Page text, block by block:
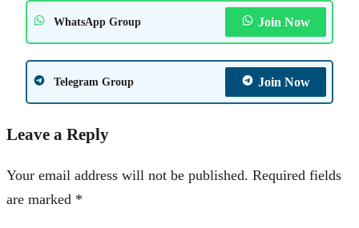
WhatsApp Group Join Now
Telegram Group Join Now
Leave a Reply
Your email address will not be published. Required fields
are marked *